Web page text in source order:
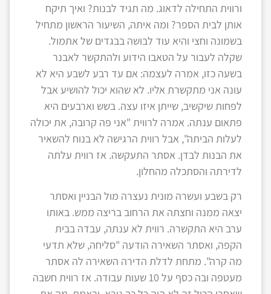
ורווית התחילה לדאוג. מה תגיד לבנות? ואיך תיקח
אותן לבית הספר? ומה איתה, השיעור הראשון מתחיל
בשמונה וחצי והיא עוד לבושה בבגדים של אתמול.
שקלה לעבור על הטאבו הידוע ולהתקשר לאבנר
בשעה כזו, אמרה לעצמה: אם עד רבע לשבע היא לא
עונה אני מתקשרת אליו. לא שהוא יכול להושיע אבל
לפחות שיקשיב, שייתן איזו עצה. בשש וארבעים היא
פתאום ענתה. אמרה לרווית "אני פה קרובה, את יכולה
לעלות הביתה", אבל רווית הרגישה לא בנוח להשאיר
את הבנות לבדן. אסתר התעקשה. אז רווית עלתה
לדירתה והסתכלה מהחלון.
רק בשבע ועשרה מונית נעצרה מול הבניין ואסתר
יצאה ממנה וחצתה את הרחוב בריצה ממש. באותו
ערב היא התקשרה. רווית לא ענתה, עבדה בבית
הקפה, ואסתר השאירה הודעה "סליחה, שלא תדעי
מה קרה". מתחת לדלת הדירה השאירה לה אסתר
מעטפה ובה כסף על 10 שעות עבודה. אז רווית חשבה